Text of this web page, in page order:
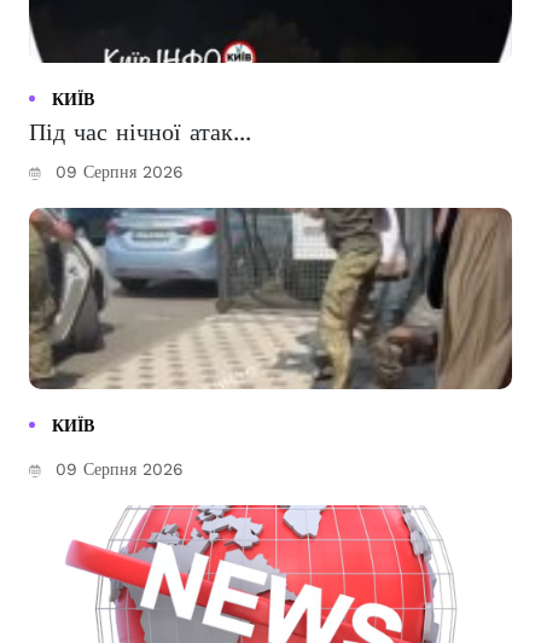
КИЇВ
Під час нічної атак...
09 Серпня 2026
КИЇВ
09 Серпня 2026